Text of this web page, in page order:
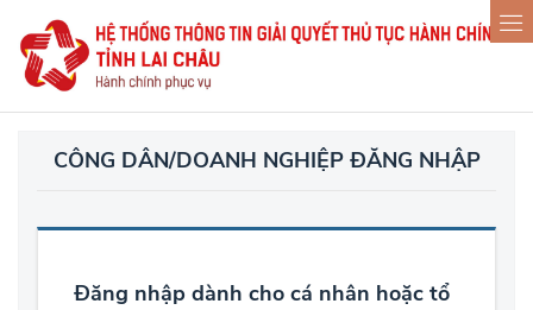
CÔNG DÂN/DOANH NGHIỆP ĐĂNG NHẬP
Đăng nhập dành cho cá nhân hoặc tổ